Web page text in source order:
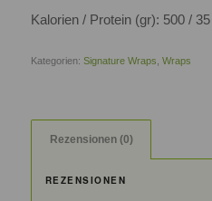
Kalorien / Protein (gr): 500 / 35
Kategorien: Signature Wraps Wraps
Rezensionen (0)
REZENSIONEN